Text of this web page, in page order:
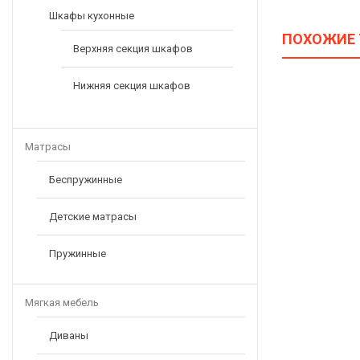
Шкафы кухонные
Верхняя секция шкафов
Нижняя секция шкафов
Матрасы
Беспружинные
Детские матрасы
Пружинные
Мягкая мебель
Диваны
ПОХОЖИЕ